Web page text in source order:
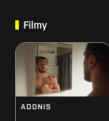
Filmy
ADONIS